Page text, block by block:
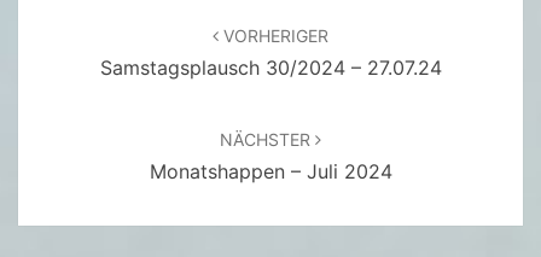
VORHERIGER
Samstagsplausch 30/2024 – 27.07.24
NÄCHSTER
Monatshappen – Juli 2024